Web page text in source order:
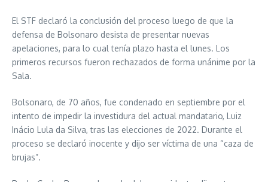
El STF declaró la conclusión del proceso luego de que la
defensa de Bolsonaro desista de presentar nuevas
apelaciones, para lo cual tenía plazo hasta el lunes. Los
primeros recursos fueron rechazados de forma unánime por la
Sala.
Bolsonaro, de 70 años, fue condenado en septiembre por el
intento de impedir la investidura del actual mandatario, Luiz
Inácio Lula da Silva, tras las elecciones de 2022. Durante el
proceso se declaró inocente y dijo ser víctima de una “caza de
brujas”.